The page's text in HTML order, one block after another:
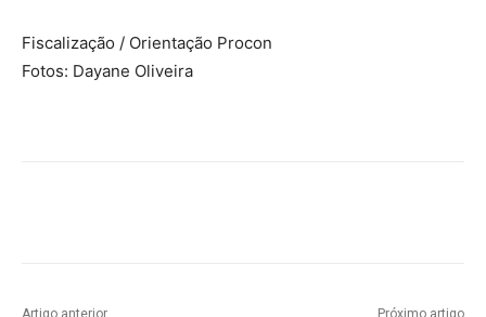
Fiscalização / Orientação Procon
Fotos: Dayane Oliveira
Artigo anterior Próximo artigo